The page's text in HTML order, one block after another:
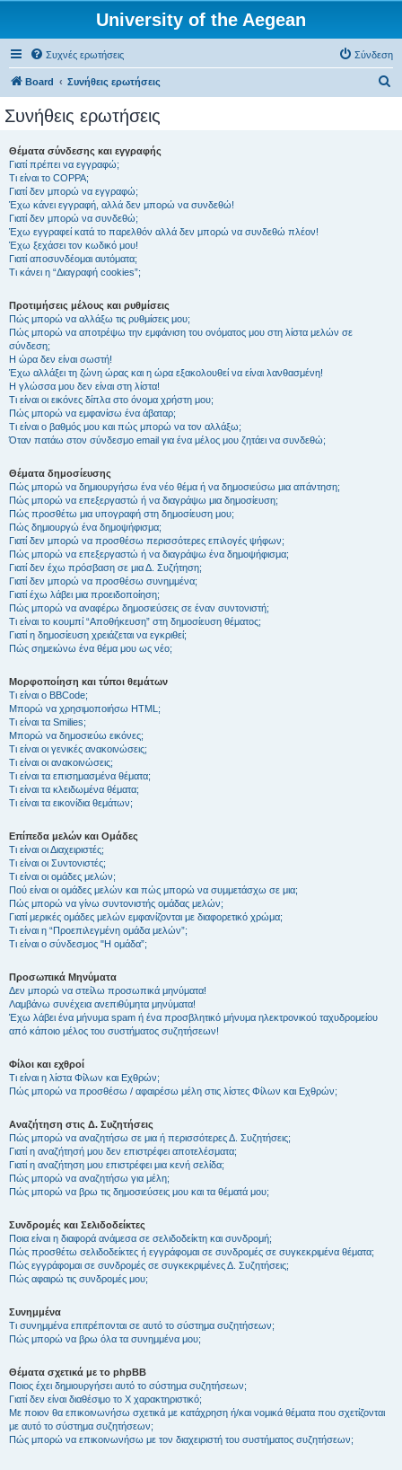
University of the Aegean
Συχνές ερωτήσεις Σύνδεση
Board Συνήθεις ερωτήσεις
Συνήθεις ερωτήσεις
Θέματα σύνδεσης και εγγραφής
Γιατί πρέπει να εγγραφώ;
Τι είναι το COPPA;
Γιατί δεν μπορώ να εγγραφώ;
Έχω κάνει εγγραφή, αλλά δεν μπορώ να συνδεθώ!
Γιατί δεν μπορώ να συνδεθώ;
Έχω εγγραφεί κατά το παρελθόν αλλά δεν μπορώ να συνδεθώ πλέον!
Έχω ξεχάσει τον κωδικό μου!
Γιατί αποσυνδέομαι αυτόματα;
Τι κάνει η “Διαγραφή cookies”;
Προτιμήσεις μέλους και ρυθμίσεις
Πώς μπορώ να αλλάξω τις ρυθμίσεις μου;
Πώς μπορώ να αποτρέψω την εμφάνιση του ονόματος μου στη λίστα μελών σε
σύνδεση;
Η ώρα δεν είναι σωστή!
Έχω αλλάξει τη ζώνη ώρας και η ώρα εξακολουθεί να είναι λανθασμένη!
Η γλώσσα μου δεν είναι στη λίστα!
Τι είναι οι εικόνες δίπλα στο όνομα χρήστη μου;
Πώς μπορώ να εμφανίσω ένα άβαταρ;
Τι είναι ο βαθμός μου και πώς μπορώ να τον αλλάξω;
Όταν πατάω στον σύνδεσμο email για ένα μέλος μου ζητάει να συνδεθώ;
Θέματα δημοσίευσης
Πώς μπορώ να δημιουργήσω ένα νέο θέμα ή να δημοσιεύσω μια απάντηση;
Πώς μπορώ να επεξεργαστώ ή να διαγράψω μια δημοσίευση;
Πώς προσθέτω μια υπογραφή στη δημοσίευση μου;
Πώς δημιουργώ ένα δημοψήφισμα;
Γιατί δεν μπορώ να προσθέσω περισσότερες επιλογές ψήφων;
Πώς μπορώ να επεξεργαστώ ή να διαγράψω ένα δημοψήφισμα;
Γιατί δεν έχω πρόσβαση σε μια Δ. Συζήτηση;
Γιατί δεν μπορώ να προσθέσω συνημμένα;
Γιατί έχω λάβει μια προειδοποίηση;
Πώς μπορώ να αναφέρω δημοσιεύσεις σε έναν συντονιστή;
Τι είναι το κουμπί “Αποθήκευση” στη δημοσίευση θέματος;
Γιατί η δημοσίευση χρειάζεται να εγκριθεί;
Πώς σημειώνω ένα θέμα μου ως νέο;
Μορφοποίηση και τύποι θεμάτων
Τι είναι ο BBCode;
Μπορώ να χρησιμοποιήσω HTML;
Τι είναι τα Smilies;
Μπορώ να δημοσιεύω εικόνες;
Τι είναι οι γενικές ανακοινώσεις;
Τι είναι οι ανακοινώσεις;
Τι είναι τα επισημασμένα θέματα;
Τι είναι τα κλειδωμένα θέματα;
Τι είναι τα εικονίδια θεμάτων;
Επίπεδα μελών και Ομάδες
Τι είναι οι Διαχειριστές;
Τι είναι οι Συντονιστές;
Τι είναι οι ομάδες μελών;
Πού είναι οι ομάδες μελών και πώς μπορώ να συμμετάσχω σε μια;
Πώς μπορώ να γίνω συντονιστής ομάδας μελών;
Γιατί μερικές ομάδες μελών εμφανίζονται με διαφορετικό χρώμα;
Τι είναι η “Προεπιλεγμένη ομάδα μελών”;
Τι είναι ο σύνδεσμος "Η ομάδα”;
Προσωπικά Μηνύματα
Δεν μπορώ να στείλω προσωπικά μηνύματα!
Λαμβάνω συνέχεια ανεπιθύμητα μηνύματα!
Έχω λάβει ένα μήνυμα spam ή ένα προσβλητικό μήνυμα ηλεκτρονικού ταχυδρομείου
από κάποιο μέλος του συστήματος συζητήσεων!
Φίλοι και εχθροί
Τι είναι η λίστα Φίλων και Εχθρών;
Πώς μπορώ να προσθέσω / αφαιρέσω μέλη στις λίστες Φίλων και Εχθρών;
Αναζήτηση στις Δ. Συζητήσεις
Πώς μπορώ να αναζητήσω σε μια ή περισσότερες Δ. Συζητήσεις;
Γιατί η αναζήτησή μου δεν επιστρέφει αποτελέσματα;
Γιατί η αναζήτηση μου επιστρέφει μια κενή σελίδα;
Πώς μπορώ να αναζητήσω για μέλη;
Πώς μπορώ να βρω τις δημοσιεύσεις μου και τα θέματά μου;
Συνδρομές και Σελιδοδείκτες
Ποια είναι η διαφορά ανάμεσα σε σελιδοδείκτη και συνδρομή;
Πώς προσθέτω σελιδοδείκτες ή εγγράφομαι σε συνδρομές σε συγκεκριμένα θέματα;
Πώς εγγράφομαι σε συνδρομές σε συγκεκριμένες Δ. Συζητήσεις;
Πώς αφαιρώ τις συνδρομές μου;
Συνημμένα
Τι συνημμένα επιτρέπονται σε αυτό το σύστημα συζητήσεων;
Πώς μπορώ να βρω όλα τα συνημμένα μου;
Θέματα σχετικά με το phpBB
Ποιος έχει δημιουργήσει αυτό το σύστημα συζητήσεων;
Γιατί δεν είναι διαθέσιμο το Χ χαρακτηριστικό;
Με ποιον θα επικοινωνήσω σχετικά με κατάχρηση ή/και νομικά θέματα που σχετίζονται
με αυτό το σύστημα συζητήσεων;
Πώς μπορώ να επικοινωνήσω με τον διαχειριστή του συστήματος συζητήσεων;